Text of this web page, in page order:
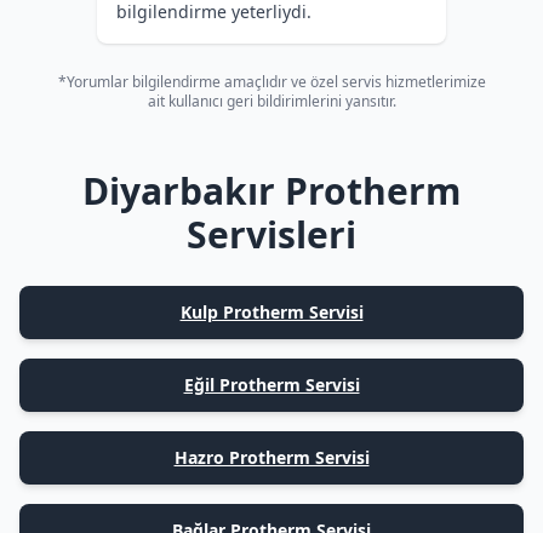
bilgilendirme yeterliydi.
*Yorumlar bilgilendirme amaçlıdır ve özel servis hizmetlerimize
ait kullanıcı geri bildirimlerini yansıtır.
Diyarbakır Protherm
Servisleri
Kulp Protherm Servisi
Eğil Protherm Servisi
Hazro Protherm Servisi